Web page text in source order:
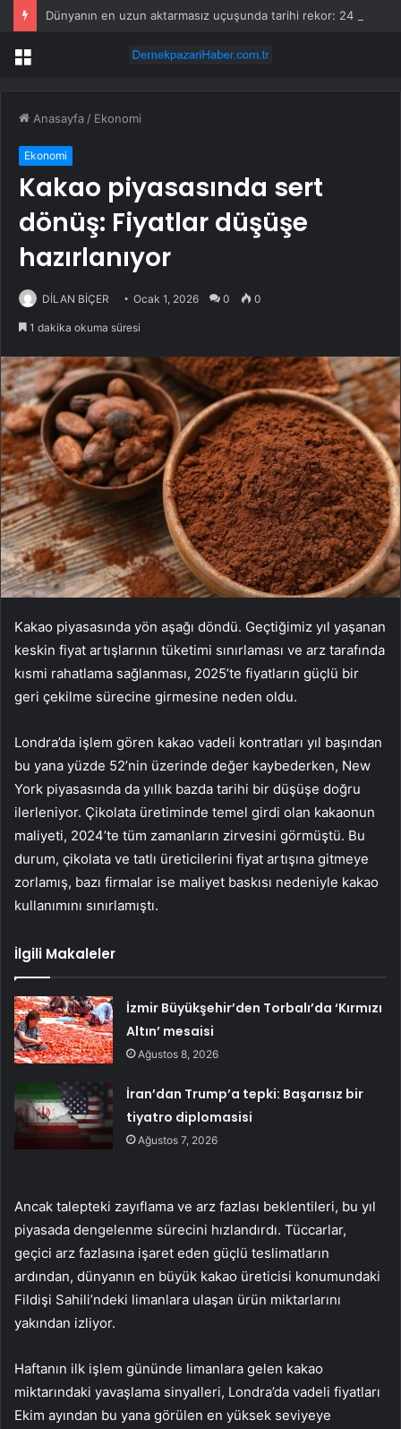
Menü
Anasayfa / Ekonomi
Ekonomi
Kakao piyasasında sert
dönüş: Fiyatlar düşüşe
hazırlanıyor
DİLAN BİÇER Ocak 1, 2026 0 0
1 dakika okuma süresi
Kakao piyasasında yön aşağı döndü. Geçtiğimiz yıl yaşanan
keskin fiyat artışlarının tüketimi sınırlaması ve arz tarafında
kısmi rahatlama sağlanması, 2025’te fiyatların güçlü bir
geri çekilme sürecine girmesine neden oldu.
Londra’da işlem gören kakao vadeli kontratları yıl başından
bu yana yüzde 52’nin üzerinde değer kaybederken, New
York piyasasında da yıllık bazda tarihi bir düşüşe doğru
ilerleniyor. Çikolata üretiminde temel girdi olan kakaonun
maliyeti, 2024’te tüm zamanların zirvesini görmüştü. Bu
durum, çikolata ve tatlı üreticilerini fiyat artışına gitmeye
zorlamış, bazı firmalar ise maliyet baskısı nedeniyle kakao
kullanımını sınırlamıştı.
İlgili Makaleler
İzmir Büyükşehir’den Torbalı’da ‘Kırmızı
Altın’ mesaisi
Ağustos 8, 2026
İran’dan Trump’a tepki: Başarısız bir
tiyatro diplomasisi
Ağustos 7, 2026
Ancak talepteki zayıflama ve arz fazlası beklentileri, bu yıl
piyasada dengelenme sürecini hızlandırdı. Tüccarlar,
geçici arz fazlasına işaret eden güçlü teslimatların
ardından, dünyanın en büyük kakao üreticisi konumundaki
Fildişi Sahili’ndeki limanlara ulaşan ürün miktarlarını
yakından izliyor.
Haftanın ilk işlem gününde limanlara gelen kakao
miktarındaki yavaşlama sinyalleri, Londra’da vadeli fiyatları
Ekim ayından bu yana görülen en yüksek seviyeye